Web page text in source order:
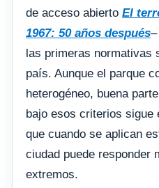
de acceso abierto El
1967: 50 años después
las primeras normativas
país. Aunque el parque
heterogéneo, buena
bajo esos criterios sigue
que cuando se aplican
ciudad puede responder
extremos.